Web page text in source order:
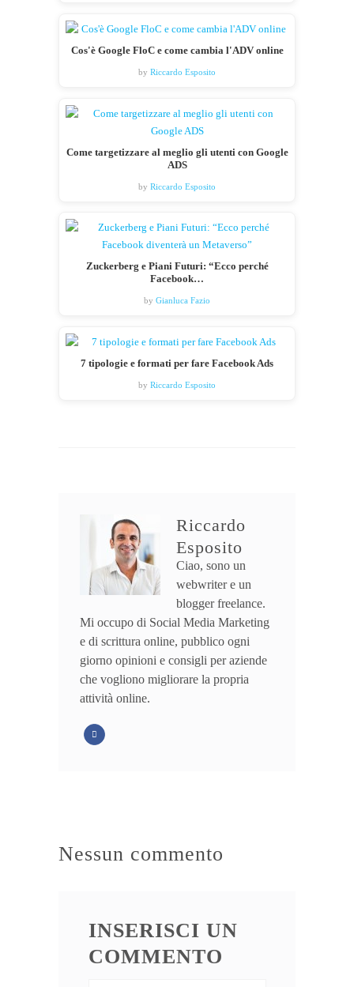
Cos'è Google FloC e come cambia l'ADV online
by Riccardo Esposito
Come targetizzare al meglio gli utenti con Google
ADS
by Riccardo Esposito
Zuckerberg e Piani Futuri: “Ecco perché
Facebook…
by Gianluca Fazio
7 tipologie e formati per fare Facebook Ads
by Riccardo Esposito
Riccardo
Esposito
Ciao, sono un
webwriter e un
blogger freelance.
Mi occupo di Social Media Marketing
e di scrittura online, pubblico ogni
giorno opinioni e consigli per aziende
che vogliono migliorare la propria
attività online.
Nessun commento
INSERISCI UN
COMMENTO